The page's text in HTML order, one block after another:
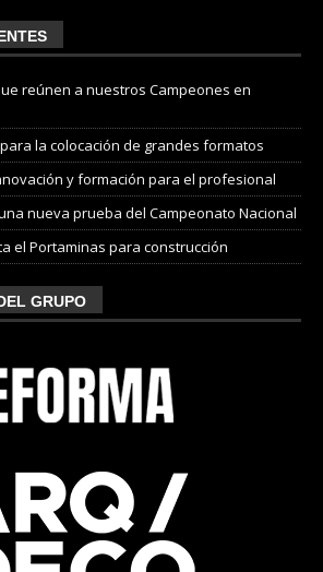
reúnen a nuestros Campeones en
la colocación de grandes formatos
y formación para el profesional
nueva prueba del Campeonato Nacional
el Portaminas para construcción
GRUPO